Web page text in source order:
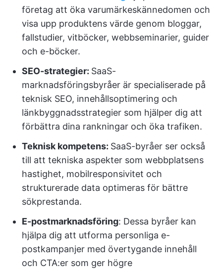
företag att öka varumärkeskännedomen och
visa upp produktens värde genom bloggar,
fallstudier, vitböcker, webbseminarier, guider
och e-böcker.
SEO-strategier: SaaS-
marknadsföringsbyråer är specialiserade på
teknisk SEO, innehållsoptimering och
länkbyggnadsstrategier som hjälper dig att
förbättra dina rankningar och öka trafiken.
Teknisk kompetens: SaaS-byråer ser också
till att tekniska aspekter som webbplatsens
hastighet, mobilresponsivitet och
strukturerade data optimeras för bättre
sökprestanda.
E-postmarknadsföring: Dessa byråer kan
hjälpa dig att utforma personliga e-
postkampanjer med övertygande innehåll
och CTA:er som ger högre